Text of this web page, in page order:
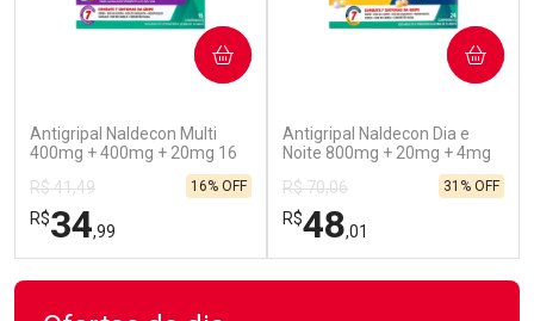
Antigripal Naldecon Multi
400mg + 400mg + 20mg 16
R$ 41,49
R$34,99
16% OFF
COMPRAR
Antigripal Naldecon Dia e
Noite 800mg + 20mg + 4mg
R$ 70,06
R$48,01
31% OFF
COMPRAR